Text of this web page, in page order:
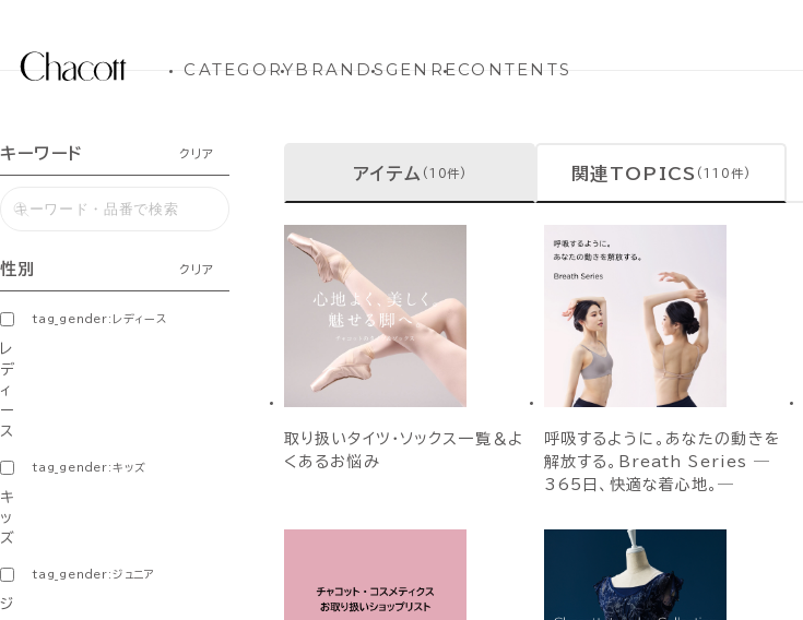
CATEGORYBRANDSGENRECONTENTS
キーワード クリア
性別 クリア
tag_gender:レディース
レ
デ
ィ
ー
ス
tag_gender:キッズ
キ
ッ
ズ
tag_gender:ジュニア
ジ
アイテム (10件) 関連TOPICS (110件)
取り扱いタイツ・ソックス一覧＆よ
くあるお悩み
呼吸するように。あなたの動きを
解放する。Breath Series ―
365日、快適な着心地。―